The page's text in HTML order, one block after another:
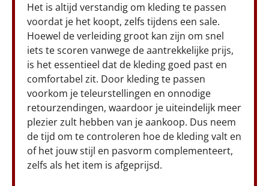
Het is altijd verstandig om kleding te passen
voordat je het koopt, zelfs tijdens een sale.
Hoewel de verleiding groot kan zijn om snel
iets te scoren vanwege de aantrekkelijke prijs,
is het essentieel dat de kleding goed past en
comfortabel zit. Door kleding te passen
voorkom je teleurstellingen en onnodige
retourzendingen, waardoor je uiteindelijk meer
plezier zult hebben van je aankoop. Dus neem
de tijd om te controleren hoe de kleding valt en
of het jouw stijl en pasvorm complementeert,
zelfs als het item is afgeprijsd.